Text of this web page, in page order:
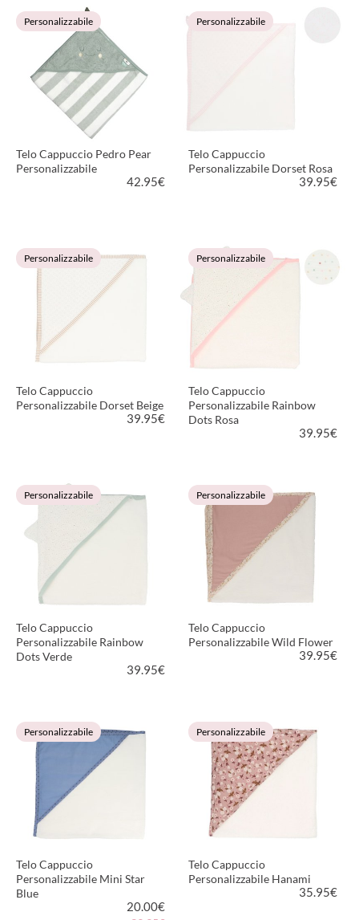
VEDI PRODOTTO VEDI PRODOTTO
Personalizzabile
Telo Cappuccio Pedro Pear
Personalizzabile
42.95€
VEDI PRODOTTO
Personalizzabile
Telo Cappuccio
Personalizzabile Dorset Rosa
39.95€
VEDI PRODOTTO
Personalizzabile
Telo Cappuccio
Personalizzabile Dorset Beige
39.95€
VEDI PRODOTTO
Personalizzabile
Telo Cappuccio
Personalizzabile Rainbow
Dots Rosa
39.95€
VEDI PRODOTTO
Personalizzabile
Telo Cappuccio
Personalizzabile Rainbow
Dots Verde
39.95€
VEDI PRODOTTO
Personalizzabile
Telo Cappuccio
Personalizzabile Wild Flower
39.95€
VEDI PRODOTTO
Personalizzabile
Telo Cappuccio
Personalizzabile Mini Star
Blue
20.00€
Personalizzabile
Telo Cappuccio
Personalizzabile Hanami
35.95€